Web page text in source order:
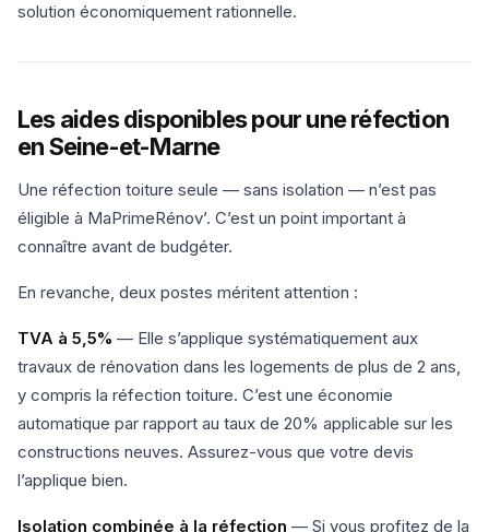
solution économiquement rationnelle.
Les aides disponibles pour une réfection
en Seine-et-Marne
Une réfection toiture seule — sans isolation — n’est pas
éligible à MaPrimeRénov’. C’est un point important à
connaître avant de budgéter.
En revanche, deux postes méritent attention :
TVA à 5,5% — Elle s’applique systématiquement aux
travaux de rénovation dans les logements de plus de 2 ans,
y compris la réfection toiture. C’est une économie
automatique par rapport au taux de 20% applicable sur les
constructions neuves. Assurez-vous que votre devis
l’applique bien.
Isolation combinée à la réfection — Si vous profitez de la